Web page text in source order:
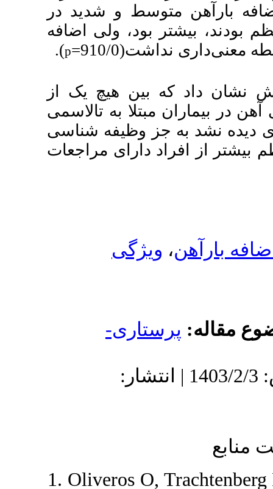
و شدید در
ولی اضافه
0=
p
).
هیچ یک از
به تالاسمی
شناسی
مراجعات
3 | انتشار:
1. Oliveros